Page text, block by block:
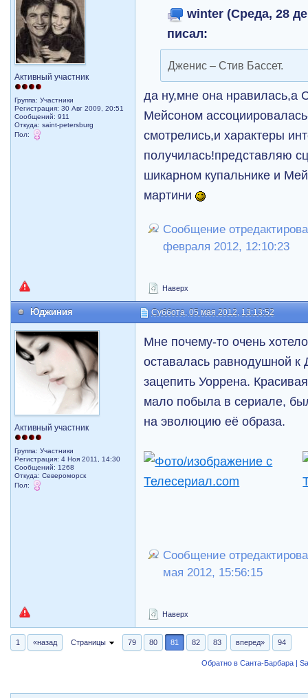
Активный участник
Группа: Участники
Регистрация: 30 Авг 2009, 20:51
Сообщений: 911
Откуда: saint-petersburg
Пол:
winter (Среда, 28
писал:
Дженис – Стив Бассет.
да ну,мне она нравилась,а
Мейсоном
смотрелись,и характеры
получилась!представляю
шикарном купальнике и
мартини
Сообщение
февраля 2012, 12:10:23
Наверх
Юджиния Суббота, 05 мая 2012, 13:13:52
Активный участник
Группа: Участники
Регистрация: 4 Ноя 2011, 14:30
Сообщений: 1268
Откуда: Североморск
Пол:
Мне почему-то очень
оставалась равнодушной к
зацепить Уоррена.
мало побыла в сериале,
на эволюцию её образа.
Сообщение
мая 2012, 15:56:15
Наверх
1 «назад Страницы 79 80 81 82 83 вперед» 94
Обратно в Санта-Барбара |